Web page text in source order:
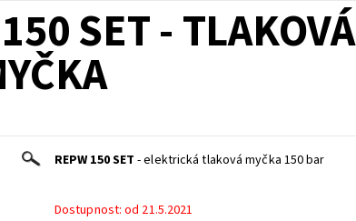
SET - TLAKOVÁ
REPW 150 SET - elektrická tlaková myčka 150 bar
Dostupnost: od 21.5.2021